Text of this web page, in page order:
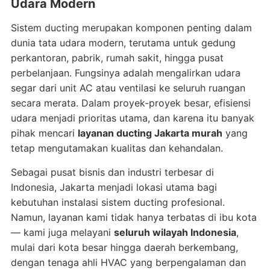
Udara Modern
Sistem ducting merupakan komponen penting dalam
dunia tata udara modern, terutama untuk gedung
perkantoran, pabrik, rumah sakit, hingga pusat
perbelanjaan. Fungsinya adalah mengalirkan udara
segar dari unit AC atau ventilasi ke seluruh ruangan
secara merata. Dalam proyek-proyek besar, efisiensi
udara menjadi prioritas utama, dan karena itu banyak
pihak mencari layanan ducting Jakarta murah yang
tetap mengutamakan kualitas dan kehandalan.
Sebagai pusat bisnis dan industri terbesar di
Indonesia, Jakarta menjadi lokasi utama bagi
kebutuhan instalasi sistem ducting profesional.
Namun, layanan kami tidak hanya terbatas di ibu kota
— kami juga melayani seluruh wilayah Indonesia,
mulai dari kota besar hingga daerah berkembang,
dengan tenaga ahli HVAC yang berpengalaman dan